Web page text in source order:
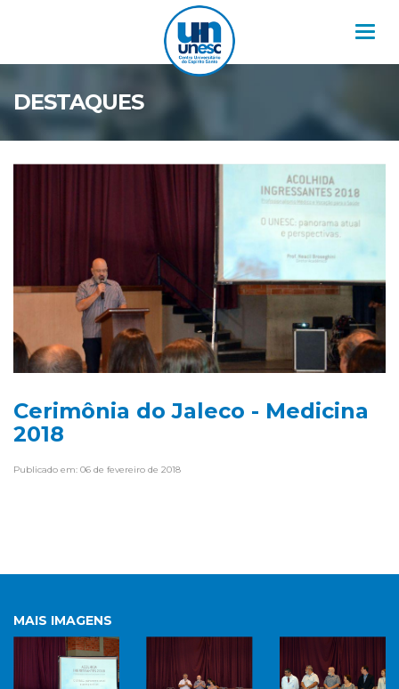
DESTAQUES
Cerimônia do Jaleco - Medicina
2018
Publicado em: 06 de fevereiro de 2018
MAIS IMAGENS